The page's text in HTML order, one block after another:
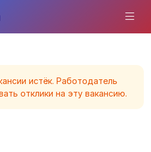
истёк. Работодатель
отклики на эту вакансию.